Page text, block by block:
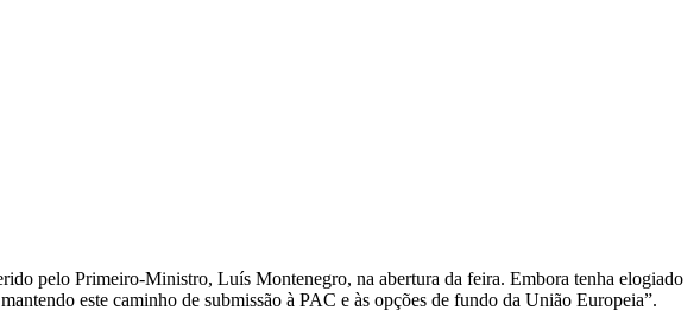
pelo Primeiro-Ministro, Luís Montenegro, na abertura da feira. Embora tenha elogiado
este caminho de submissão à PAC e às opções de fundo da União Europeia”.